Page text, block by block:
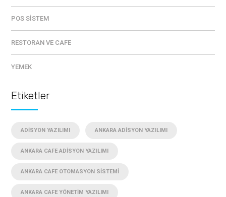
POS SISTEM
RESTORAN VE CAFE
YEMEK
Etiketler
ADISYON YAZILIMI ANKARA ADISYON YAZILIMI
ANKARA CAFE ADISYON YAZILIMI
ANKARA CAFE OTOMASYON SISTEMI
ANKARA CAFE YÖNETIM YAZILIMI